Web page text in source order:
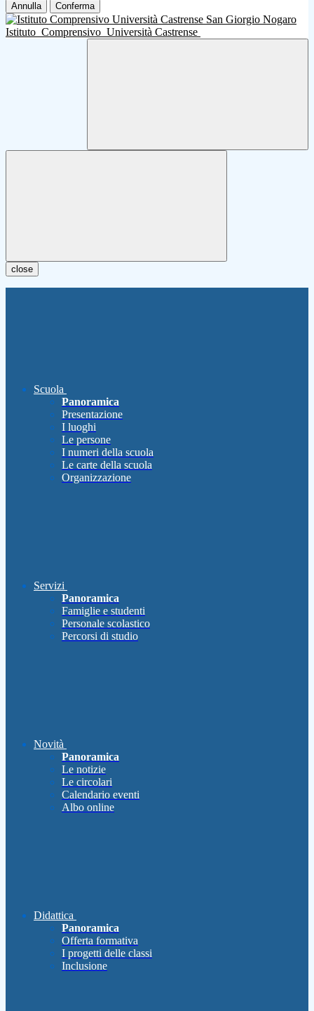
Annulla Conferma
Istituto Comprensivo Università Castrense
close
Scuola
Panoramica
Presentazione
I luoghi
Le persone
I numeri della scuola
Le carte della scuola
Organizzazione
Servizi
Panoramica
Famiglie e studenti
Personale scolastico
Percorsi di studio
Novità
Panoramica
Le notizie
Le circolari
Calendario eventi
Albo online
Didattica
Panoramica
Offerta formativa
I progetti delle classi
Inclusione